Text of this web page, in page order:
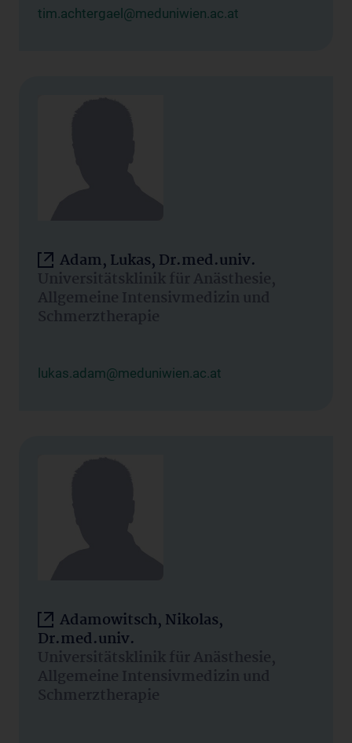
tim.achtergael@meduniwien.ac.at
Adam, Lukas, Dr.med.univ.
Universitätsklinik für Anästhesie,
Allgemeine Intensivmedizin und
Schmerztherapie
lukas.adam@meduniwien.ac.at
Adamowitsch, Nikolas,
Dr.med.univ.
Universitätsklinik für Anästhesie,
Allgemeine Intensivmedizin und
Schmerztherapie